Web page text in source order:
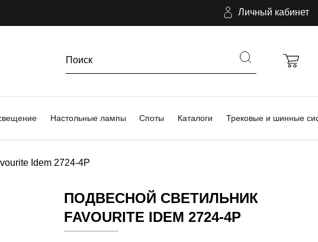
Личный кабинет
Настольные лампы Споты Каталоги Трековые и шинные
Idem 2724-4P
ПОДВЕСНОЙ СВЕТИЛЬНИК
FAVOURITE IDEM 2724-4P